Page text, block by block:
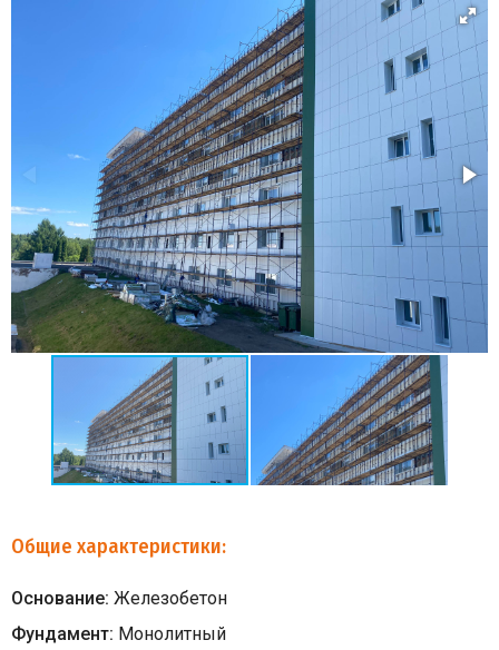
Общие характеристики:
Основание: Железобетон
Фундамент: Монолитный